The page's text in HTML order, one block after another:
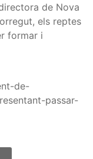
de Nova
els reptes
formar i
de-
passar-